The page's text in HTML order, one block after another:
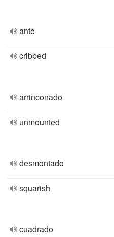
ante
cribbed
arrinconado
unmounted
desmontado
squarish
cuadrado